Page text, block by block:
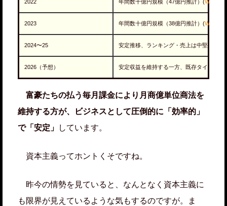
2022 年間数十億円規模（47億円推計）(W3G
2023 年間数十億円規模（38億円推計）(W3G
2024〜25 安定推移、ランキング・売上は中堅タイ
2026（予想） 安定収益を維持する一方、既存タイトルと
富豪たちの払う毎月課金により月商億単位商法を
維持する方が、ビジネスとして圧倒的に「効率的」
で「安定」
しています。
資本主義ってホントくそですね。
昨今の情勢を見ていると、なんとなく資本主義に
も限界が見えているような気もするのですが。ま